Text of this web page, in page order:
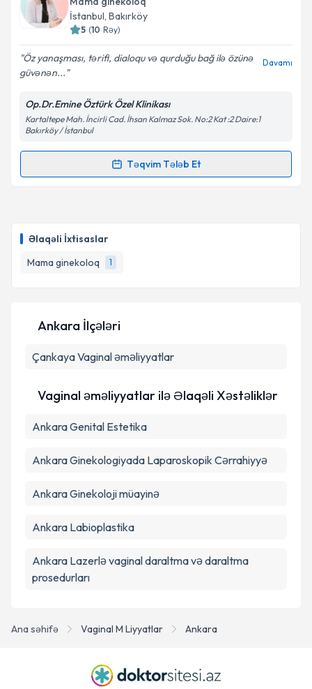
Əlaqəli İxtisaslar
Mama ginekoloq
1
biləcəyiniz təqvim hazır olduqda e-poçt ilə
məlumatlandırılacaqsınız.
E-poçt Ünvanınız
Şəxsi məlumatlarımın emal edilməsinə dair
Aydınlatma Mətni
məlumatlarımın göstərilən çərçivədə emal
edilməsinə razılıq verirəm.
İstanbul, Bakırköy
5 (10 Rəy)
Öz yanaşması, tərifi, dialoqu və qurduğu bağ ilə özünə
güvənən...
Davamı
Op.Dr.Emine Öztürk Özel Klinikası
Kartaltepe Mah. İncirli Cad. İhsan Kalmaz Sok. No:2 Kat :2 Daire:1
Bakırköy / İstanbul
Təqvim Tələb Et
Randevu Təqvimi Tələbi
tələbi yaradın. Bu mütəxəssisdən randevu ala
biləcəyiniz təqvim hazır olduqda e-poçt ilə
məlumatlandırılacaqsınız.
E-poçt Ünvanınız
Şəxsi məlumatlarımın emal edilməsinə dair
edilməsinə razılıq verirəm.
Ana səhifə Vaginal M Liyyatlar Ankara
Ankara İlçələri
ÇankayaVaginal əməliyyatlar
Vaginal əməliyyatlar ilə Əlaqəli Xəstəliklər
Ankara Genital Estetika
Ankara Ginekologiyada Laparoskopik Cərrahiyyə
Ankara Ginekoloji müayinə
Ankara Labioplastika
Ankara Lazerlə vaginal daraltma və daraltma
prosedurları